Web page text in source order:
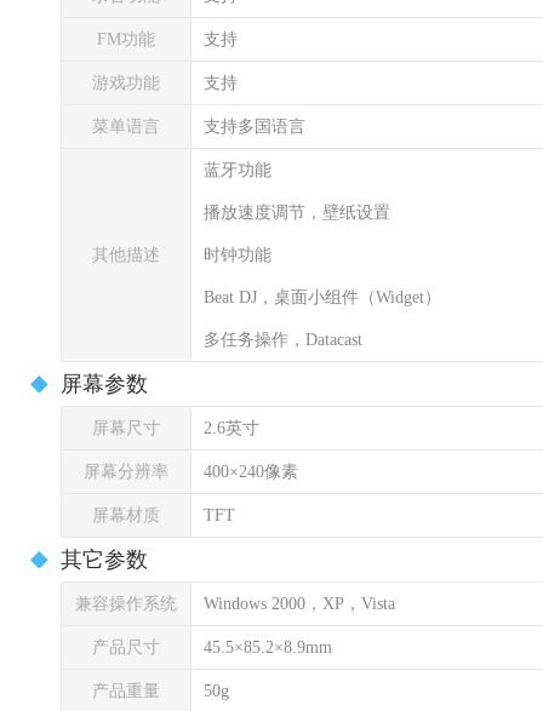
FM功能 支持
游戏功能 支持
菜单语言 支持多国语言
其他描述
蓝牙功能
播放速度调节，壁纸设置
时钟功能
Beat DJ，桌面小组件（Widget）
多任务操作，Datacast
屏幕参数
屏幕尺寸 2.6英寸
屏幕分辨率 400×240像素
屏幕材质 TFT
其它参数
兼容操作系统 Windows 2000，XP，Vista
产品尺寸 45.5×85.2×8.9mm
产品重量 50g